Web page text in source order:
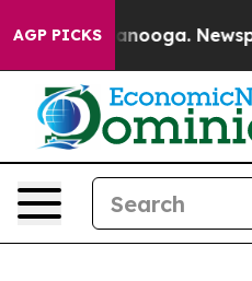
AGP PICKS Newspaper